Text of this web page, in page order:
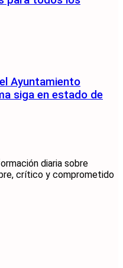
Ayuntamiento
siga en estado de
diaria sobre
crítico y comprometido